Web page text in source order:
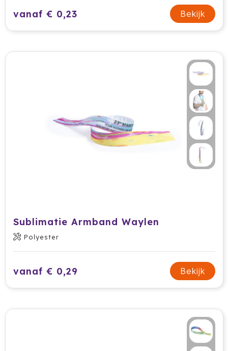
vanaf € 0,23 Bekijk
Sublimatie Armband Waylen
Polyester
vanaf € 0,29 Bekijk